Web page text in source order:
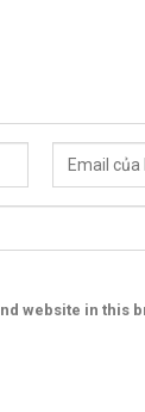
website in this